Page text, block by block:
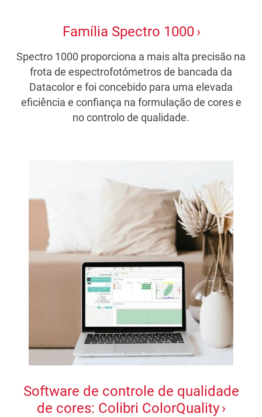
Família Spectro 1000
Spectro 1000 proporciona a mais alta precisão na
frota de espectrofotómetros de bancada da
Datacolor e foi concebido para uma elevada
eficiência e confiança na formulação de cores e
no controlo de qualidade.
Software de controle de qualidade
de cores: Colibri ColorQuality